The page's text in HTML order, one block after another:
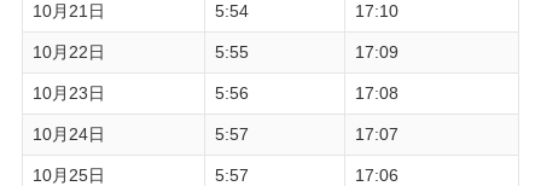
10月21日 5:54 17:10
10月22日 5:55 17:09
10月23日 5:56 17:08
10月24日 5:57 17:07
10月25日 5:57 17:06